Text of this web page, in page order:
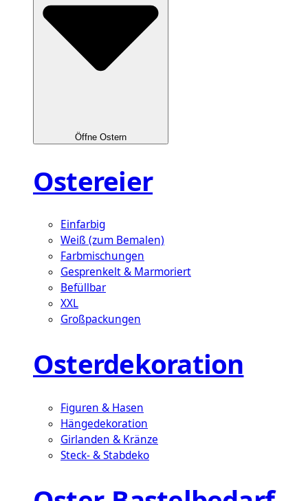
Öffne Ostern
Ostereier
Einfarbig
Weiß (zum Bemalen)
Farbmischungen
Gesprenkelt & Marmoriert
Befüllbar
XXL
Großpackungen
Osterdekoration
Figuren & Hasen
Hängedekoration
Girlanden & Kränze
Steck- & Stabdeko